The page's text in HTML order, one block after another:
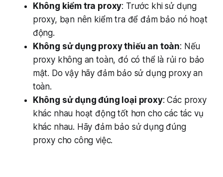
Không kiểm tra proxy: Trước khi sử dụng
proxy, bạn nên kiểm tra để đảm bảo nó hoạt
động.
Không sử dụng proxy thiếu an toàn: Nếu
proxy không an toàn, đó có thể là rủi ro bảo
mật. Do vậy hãy đảm bảo sử dụng proxy an
toàn.
Không sử dụng đúng loại proxy: Các proxy
khác nhau hoạt động tốt hơn cho các tác vụ
khác nhau. Hãy đảm bảo sử dụng đúng
proxy cho công việc.